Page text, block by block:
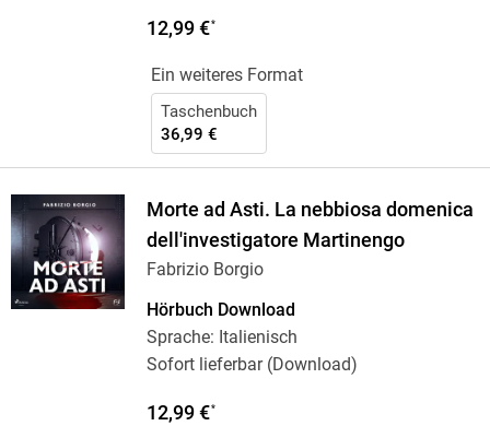
12,99 €*
Ein weiteres Format
Taschenbuch
36,99 €
Morte ad Asti. La nebbiosa domenica
dell'investigatore Martinengo
Fabrizio Borgio
Hörbuch Download
Sprache: Italienisch
Sofort lieferbar (Download)
12,99 €*